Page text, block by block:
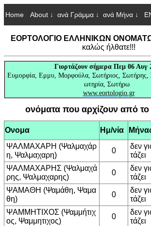
Home About ↓ ανά Γράμμα ↓ ανά Μήνα ↓
ΕΟΡΤΟΛΟΓΙΟ ΕΛΛΗΝΙΚΩΝ
καλώς ήλθατε!!!
Γιορτάζουν σήμερα Πεμ 06 Αυγ
Ευμορφία, Εμμυ, Μορφούλα, Σωτήριος, Σωτήρης,
ωτηρία, Σωτήρω
www.eortologio.gr
ονόματα που αρχίζουν από
Ονομα Ημ/νία
ΨΑΛΜΑΧΑΡΗ (Ψαλμαχάρ
η, Ψαλμαχαρη)
0
δεν
τάζει
ΨΑΛΜΑΧΑΡΗΣ (Ψαλμαχά
ρης, Ψαλμαχαρης)
0
δεν
τάζει
ΨΑΜΑΘΗ (Ψαμάθη, Ψαμα
θη)
0
δεν
τάζει
ΨΑΜΜΗΤΙΧΟΣ (Ψαμμήτιχ
ος, Ψαμμητιχος)
0
δεν
τάζει